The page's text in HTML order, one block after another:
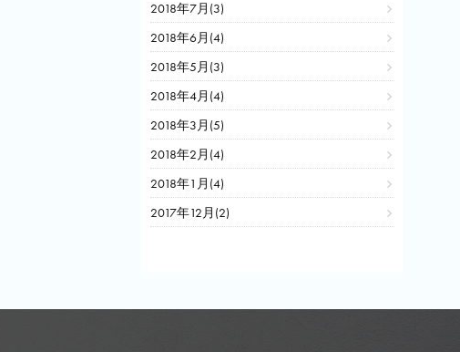
2018年7月(3)
2018年6月(4)
2018年5月(3)
2018年4月(4)
2018年3月(5)
2018年2月(4)
2018年1月(4)
2017年12月(2)